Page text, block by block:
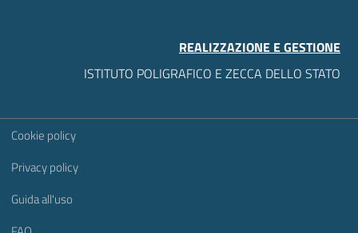
REALIZZAZIONE E GESTIONE
ISTITUTO POLIGRAFICO E ZECCA DELLO STATO
Sezione Link Utili
Cookie policy
Privacy policy
Guida all'uso